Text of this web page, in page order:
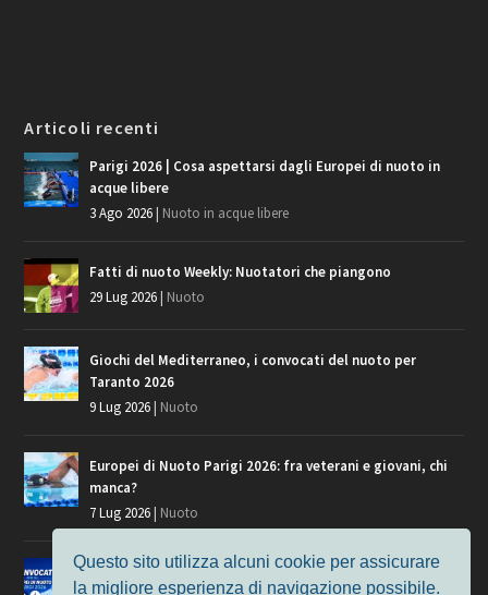
Articoli recenti
Parigi 2026 | Cosa aspettarsi dagli Europei di nuoto in
acque libere
3 Ago 2026| Nuoto in acque libere
Fatti di nuoto Weekly: Nuotatori che piangono
29 Lug 2026| Nuoto
Giochi del Mediterraneo, i convocati del nuoto per
Taranto 2026
9 Lug 2026| Nuoto
Europei di Nuoto Parigi 2026: fra veterani e giovani, chi
manca?
7 Lug 2026| Nuoto
Europei di Nuoto, i convocati per Parigi 2026
Questo sito utilizza alcuni cookie per assicurare
la migliore esperienza di navigazione possibile.